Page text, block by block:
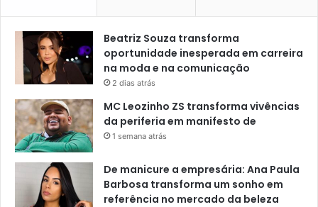
Beatriz Souza transforma
oportunidade inesperada em carreira
na moda e na comunicação
2 dias atrás
MC Leozinho ZS transforma vivências
da periferia em manifesto de
1 semana atrás
De manicure a empresária: Ana Paula
Barbosa transforma um sonho em
referência no mercado da beleza